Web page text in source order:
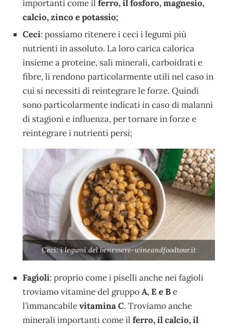
importanti come il ferro, il fosforo, magnesio,
calcio, zinco e potassio;
Ceci: possiamo ritenere i ceci i legumi più
nutrienti in assoluto. La loro carica calorica
insieme a proteine, sali minerali, carboidrati e
fibre, li rendono particolarmente utili nel caso in
cui si necessiti di reintegrare le forze. Quindi
sono particolarmente indicati in caso di malanni
di stagioni e influenza, per tornare in forze e
reintegrare i nutrienti persi;
Ceci: i legumi del benessere-wineandfoodtour.it
Fagioli: proprio come i piselli anche nei fagioli
troviamo vitamine del gruppoA, E e Be
l’immancabilevitamina C. Troviamo anche
minerali importanti come il ferro, il calcio, il